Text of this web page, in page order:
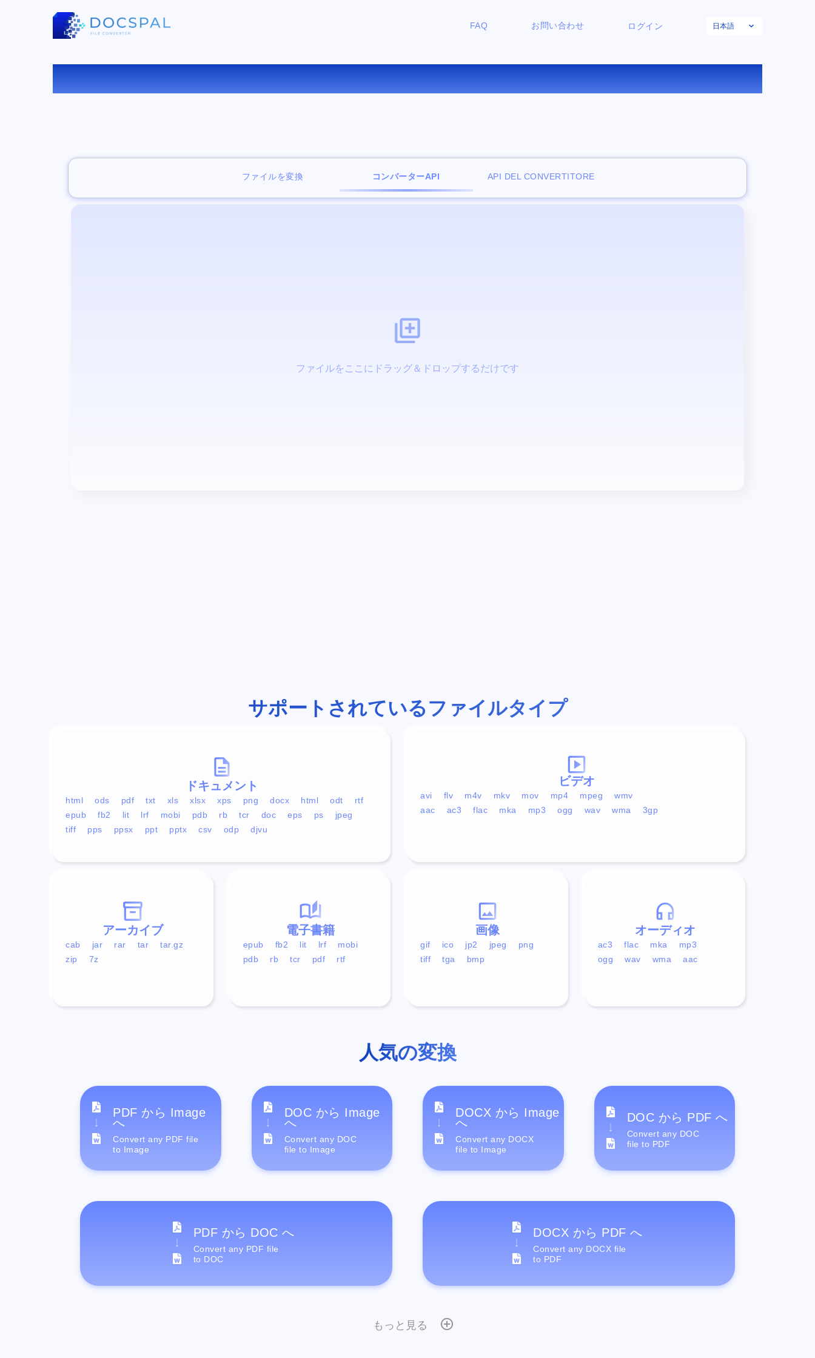
FAQ お問い合わせ ログイン 日本語
無料オンラインファイルビューアー
ファイルを変換 コンバーターAPI API DEL CONVERTITORE
ファイルをここにドラッグ＆ドロップするだけです
サポートされているファイルタイプ
ドキュメント
html ods pdf txt xls xlsx xps png docx html odt
rtf
epub
fb2 lit lrf mobi pdb rb tcr doc eps ps
jpeg
tiff
pps ppsx ppt pptx csv odp djvu
ビデオ
avi flv m4v mkv mov mp4 mpeg
wmv
aac
ac3 flac mka mp3 ogg wav wma 3gp
オーディオ
ac3 flac mka
mp3
ogg
wav wma aac
画像
gif ico jp2 jpeg
png
tiff
tga bmp
電子書籍
epub fb2 lit lrf
mobi
pdb
rb tcr pdf rtf
アーカイブ
cab jar rar tar
tar.gz
zip
7z
人気の変換
PDF から Image
へ
Convert any PDF file
to Image
DOC から Image
へ
Convert any DOC
file to Image
DOCX から Image
へ
Convert any DOCX
file to Image
DOC から PDF へ
Convert any DOC
file to PDF
PDF から DOC へ
Convert any PDF file
to DOC
DOCX から PDF へ
Convert any DOCX file
to PDF
もっと見る